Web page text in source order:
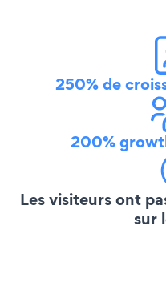
250% de
200%
Les visiteurs ont
sur